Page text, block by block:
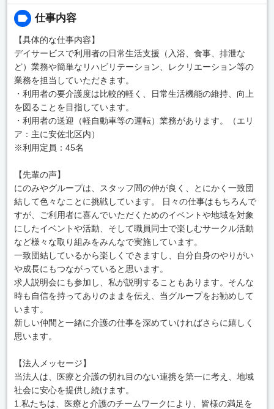
仕事内容
【具体的な仕事内容】
デイサービスで利用者の日常生活支援（入浴、食事、排泄な
ど）業務や簡単なリハビリテーション、レクリエーション等の
業務を担当していただきます。
・利用者の要介護度は比較的軽く、日常生活機能の維持、向上
を図ることを目指しています。
・利用者の送迎（軽自動車等の運転）業務があります。（エリ
ア：主に安佐北区内）
※利用定員：45名
【先輩の声】
にのみやグループは、スタッフ間の仲が良く、とにかく一致団
結して色々なことに挑戦しています。 日々の仕事はもちろんで
すが、ご利用者に喜んでいただくためのイベントや地域を対象
にしたイベントや活動、そして職員同士で楽しむサークル活動
など様々な取り組みをみんなで実施しています。
一致団結しているから楽しくできますし、自分自身のやりがい
や成長にもつながっていると思います。
求人説明会にも参加し、私が説明することもあります。そんな
時も自信を持ってありのままを伝え、当グループをお勧めして
います。
新しい仲間と一緒に介護の仕事を深めていければさらに嬉しく
思います。
【法人メッセージ】
当法人は、医療と介護の切れ目のない連携を第一に考え、地域
社会に安心を提供し続けます。
1.私たちは、医療と介護のチームワークにより、皆様の満足を